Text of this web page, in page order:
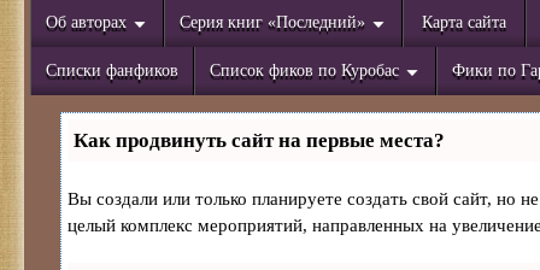
Об авторах Серия книг «Последний» Карта сайта
Списки фанфиков Список фиков по Куробас Фики по
Как продвинуть сайт на первые места?
Вы создали или только планируете создать свой сайт, но
целый комплекс мероприятий, направленных на